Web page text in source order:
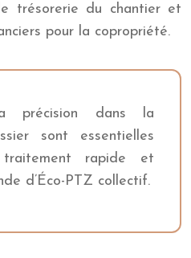
trésorerie du chantier et
pour la copropriété.
précision dans la
sont essentielles
rapide et
d’Éco-PTZ collectif.